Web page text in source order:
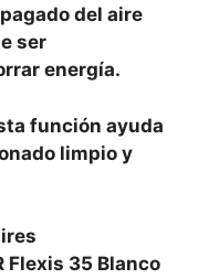
del aire
ser
energía.
función ayuda
limpio y
Flexis 35 Blanco